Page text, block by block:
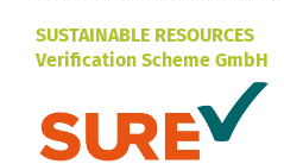
SUSTAINABLE RESOURCES
Verification Scheme GmbH